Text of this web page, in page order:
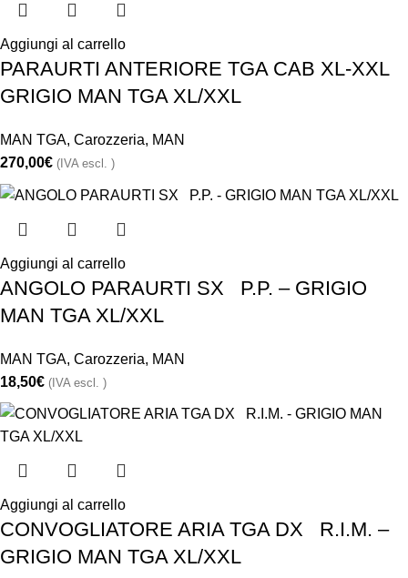
Aggiungi al carrello
PARAURTI ANTERIORE TGA CAB XL-XXL
GRIGIO MAN TGA XL/XXL
MAN TGA, Carozzeria, MAN
270,00€ (IVA escl. )
Aggiungi al carrello
ANGOLO PARAURTI SX P.P. – GRIGIO
MAN TGA XL/XXL
MAN TGA, Carozzeria, MAN
18,50€ (IVA escl. )
Aggiungi al carrello
CONVOGLIATORE ARIA TGA DX R.I.M. –
GRIGIO MAN TGA XL/XXL